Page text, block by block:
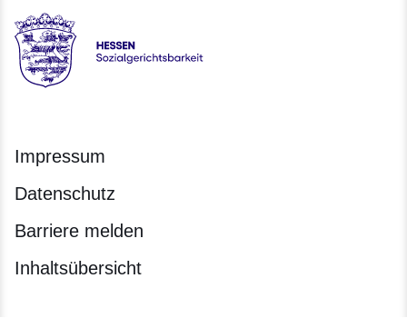
Hessen - Sozialgerichtsbarkeit Hessen
Impressum
Datenschutz
Barriere melden
Inhaltsübersicht